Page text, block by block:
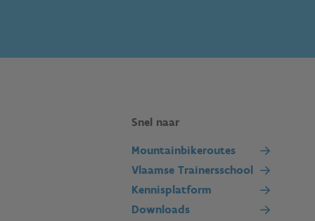
Snel naar
Mountainbikeroutes
Vlaamse Trainersschool
Kennisplatform
Downloads